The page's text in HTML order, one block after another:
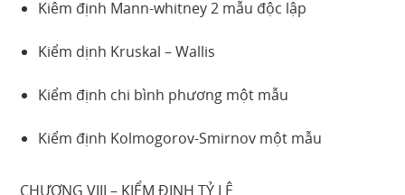
Kiêm định Mann-whitney 2 mẫu độc lập
Kiểm dịnh Kruskal – Wallis
Kiểm định chi bình phương một mẫu
Kiểm định Kolmogorov-Smirnov một mẫu
CHƯƠNG VIII – KIỂM ĐỊNH TỶ LỆ